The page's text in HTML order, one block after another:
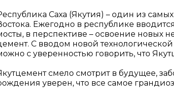
Саха (Якутия) – один из
Ежегодно в республике
в перспективе – освоение новых
С вводом новой
с уверенностью говорить, что
смело смотрит в будущее,
уверен, что все самое